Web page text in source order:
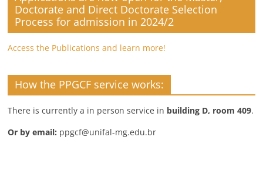
Doctorate and Direct Doctorate Selection
Process for admission in 2024/2
Access the Publications and learn more!
How the PPGCF service works:
There is currently a in person service in building D, room 409.
Or by email: ppgcf@unifal-mg.edu.br